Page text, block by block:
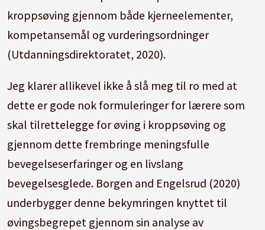
kroppsøving gjennom både kjerneelementer,
kompetansemål og vurderingsordninger
(Utdanningsdirektoratet, 2020).
Jeg klarer allikevel ikke å slå meg til ro med at
dette er gode nok formuleringer for lærere som
skal tilrettelegge for øving i kroppsøving og
gjennom dette frembringe meningsfulle
bevegelseserfaringer og en livslang
bevegelsesglede. Borgen and Engelsrud (2020)
underbygger denne bekymringen knyttet til
øvingsbegrepet gjennom sin analyse av